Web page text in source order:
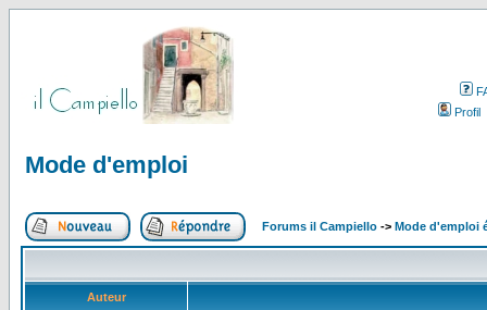
Profil
Mode d'emploi
Forums il Campiello -> Mode d'emploi
Auteur